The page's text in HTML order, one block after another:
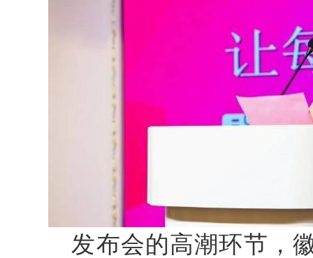
发布会的高潮环节，徽